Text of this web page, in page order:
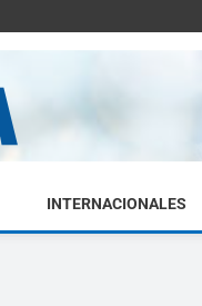
INTERNACIONALES